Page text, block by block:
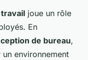
travail joue un rôle
En
de bureau,
environnement